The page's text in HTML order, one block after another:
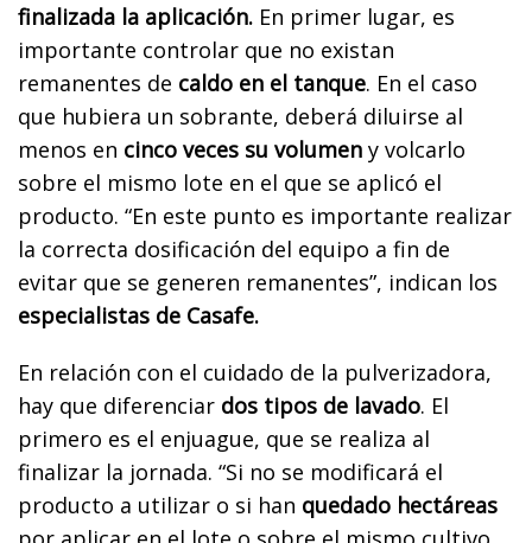
finalizada la aplicación. En primer lugar, es
importante controlar que no existan
remanentes de caldo en el tanque. En el caso
que hubiera un sobrante, deberá diluirse al
menos en cinco veces su volumen y volcarlo
sobre el mismo lote en el que se aplicó el
producto. “En este punto es importante realizar
la correcta dosificación del equipo a fin de
evitar que se generen remanentes”, indican los
especialistas de Casafe.
En relación con el cuidado de la pulverizadora,
hay que diferenciar dos tipos de lavado. El
primero es el enjuague, que se realiza al
finalizar la jornada. “Si no se modificará el
producto a utilizar o si han quedado hectáreas